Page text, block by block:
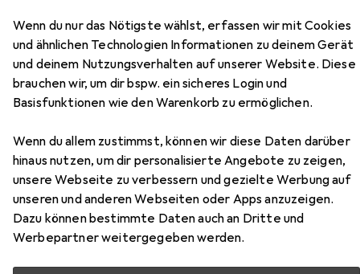
Wenn du nur das Nötigste wählst, erfassen wir mit Cookies
und ähnlichen Technologien Informationen zu deinem Gerät
und deinem Nutzungsverhalten auf unserer Website. Diese
brauchen wir, um dir bspw. ein sicheres Login und
Basisfunktionen wie den Warenkorb zu ermöglichen.
Wenn du allem zustimmst, können wir diese Daten darüber
hinaus nutzen, um dir personalisierte Angebote zu zeigen,
unsere Webseite zu verbessern und gezielte Werbung auf
unseren und anderen Webseiten oder Apps anzuzeigen.
Dazu können bestimmte Daten auch an Dritte und
Werbepartner weitergegeben werden.
EUR
31,36
UnoldPancake Maker
Zubehör für Unold Pancake
Maker
Hier findest du passendes Zubehör zum Produkt Unold
Pancake Maker aus den Kategorien Kochbesteck,
Küchenwaage und Steckdosenleiste.